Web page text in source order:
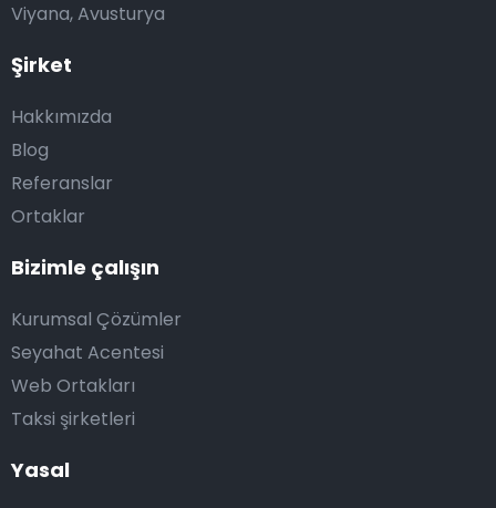
Şirket
Hakkımızda
Blog
Referanslar
Ortaklar
Bizimle çalışın
Kurumsal Çözümler
Seyahat Acentesi
Web Ortakları
Taksi şirketleri
Yasal
Viyana, Avusturya